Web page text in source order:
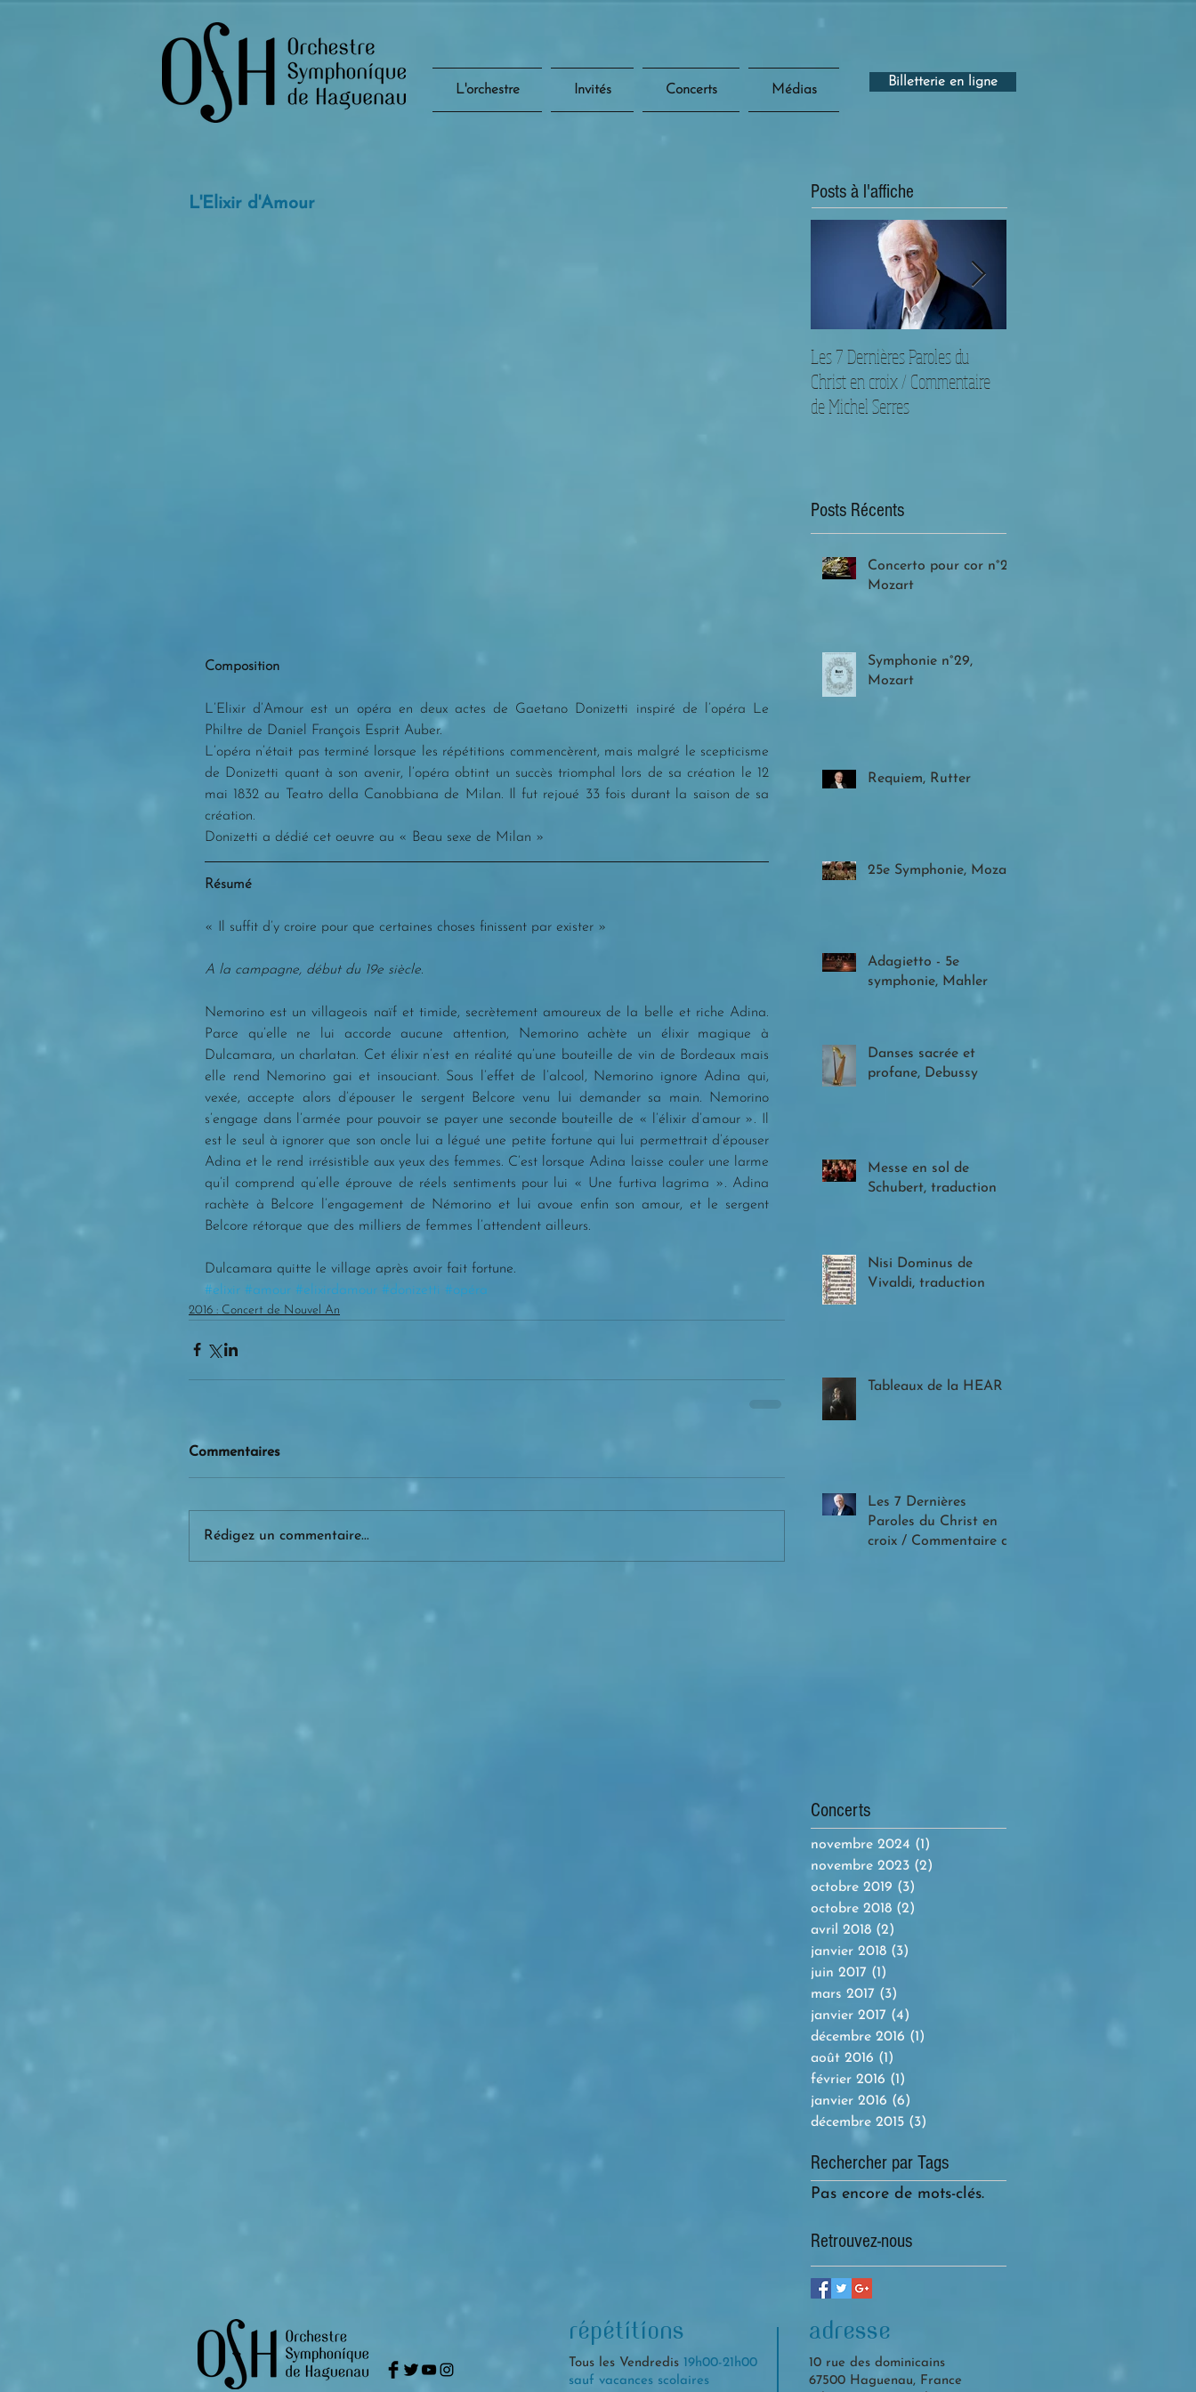
L'orchestre Invités Concerts Médias
Billetterie en ligne
L'Elixir d'Amour
Composition
L’Elixir d’Amour est un opéra en deux actes de Gaetano Donizetti inspiré de l’opéra Le
Philtre de Daniel François Esprit Auber.
L’opéra n’était pas terminé lorsque les répétitions commencèrent, mais malgré le scepticisme
de Donizetti quant à son avenir, l’opéra obtint un succès triomphal lors de sa création le 12
mai 1832 au Teatro della Canobbiana de Milan. Il fut rejoué 33 fois durant la saison de sa
création.
Donizetti a dédié cet oeuvre au « Beau sexe de Milan »
Résumé
« Il suffit d’y croire pour que certaines choses finissent par exister »
A la campagne, début du 19e siècle.
Nemorino est un villageois naïf et timide, secrètement amoureux de la belle et riche Adina.
Parce qu’elle ne lui accorde aucune attention, Nemorino achète un élixir magique à
Dulcamara, un charlatan. Cet élixir n’est en réalité qu’une bouteille de vin de Bordeaux mais
elle rend Nemorino gai et insouciant. Sous l’effet de l’alcool, Nemorino ignore Adina qui,
vexée, accepte alors d’épouser le sergent Belcore venu lui demander sa main. Nemorino
s’engage dans l’armée pour pouvoir se payer une seconde bouteille de « l’élixir d’amour ». Il
est le seul à ignorer que son oncle lui a légué une petite fortune qui lui permettrait d’épouser
Adina et le rend irrésistible aux yeux des femmes. C’est lorsque Adina laisse couler une larme
qu’il comprend qu’elle éprouve de réels sentiments pour lui « Une furtiva lagrima ». Adina
rachète à Belcore l’engagement de Némorino et lui avoue enfin son amour, et le sergent
Belcore rétorque que des milliers de femmes l’attendent ailleurs.
Dulcamara quitte le village après avoir fait fortune.
#elixir #amour #elixirdamour #donizetti #opéra
2016 : Concert de Nouvel An
Commentaires
Rédigez un commentaire...
Posts à l'affiche
Les 7 Dernières Paroles du
Christ en croix / Commentaire
de Michel Serres
Posts Récents
Concerto pour cor n°2,
Mozart
Symphonie n°29,
Mozart
Requiem, Rutter
25e Symphonie, Mozart
Adagietto - 5e
symphonie, Mahler
Danses sacrée et
profane, Debussy
Messe en sol de
Schubert, traduction
Nisi Dominus de
Vivaldi, traduction
Tableaux de la HEAR
Les 7 Dernières
Paroles du Christ en
croix / Commentaire de
Concerts
novembre 2024 (1)
novembre 2023 (2)
octobre 2019 (3)
octobre 2018 (2)
avril 2018 (2)
janvier 2018 (3)
juin 2017 (1)
mars 2017 (3)
janvier 2017 (4)
décembre 2016 (1)
août 2016 (1)
février 2016 (1)
janvier 2016 (6)
décembre 2015 (3)
Rechercher par Tags
Pas encore de mots-clés.
Retrouvez-nous
répétitions
Tous les Vendredis 19h00-21h00
sauf vacances scolaires
adresse
10 rue des dominicains
67500 Haguenau, France